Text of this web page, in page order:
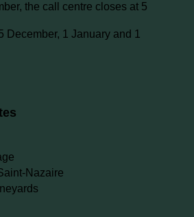
the call centre closes at 5
December, 1 January and 1
Nazaire